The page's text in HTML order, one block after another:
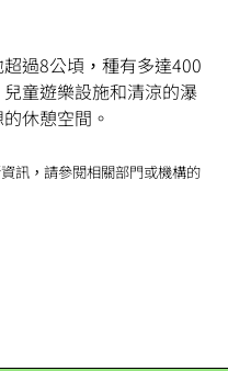
過8公頃，種有多達400
童遊樂設施和清涼的瀑
休憩空間。
訊，請參閱相關部門或機構的